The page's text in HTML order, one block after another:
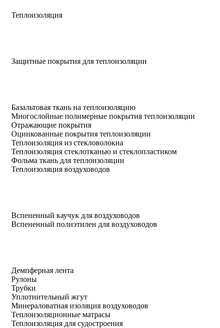
Теплоизоляция
Защитные покрытия для теплоизоляции
Базальтовая ткань на теплоизоляцию
Многослойные полимерные покрытия теплоизоляции
Отражающие покрытия
Оцинкованные покрытия теплоизоляции
Теплоизоляция из стекловолокна
Теплоизоляция стеклотканью и стеклопластиком
Фольма ткань для теплоизоляции
Теплоизоляция воздуховодов
Вспененный каучук для воздуховодов
Вспененный полиэтилен для воздуховодов
Демпферная лента
Рулоны
Трубки
Уплотнительный жгут
Минераловатная изоляция воздуховодов
Теплоизоляционные матрасы
Теплоизоляция для судостроения